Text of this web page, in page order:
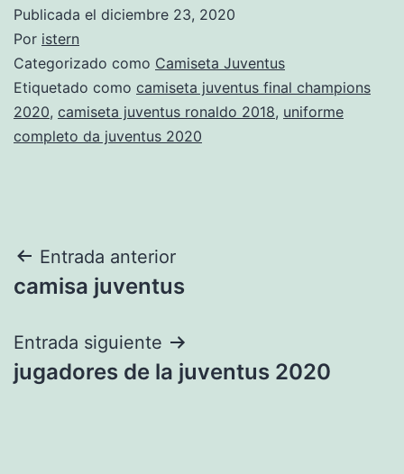
Publicada el diciembre 23, 2020
Por istern
Categorizado como Camiseta Juventus
Etiquetado como camiseta juventus final champions
2020, camiseta juventus ronaldo 2018, uniforme
completo da juventus 2020
Navegación
de
entradas
Entrada anterior
camisa juventus
Entrada siguiente
jugadores de la juventus 2020